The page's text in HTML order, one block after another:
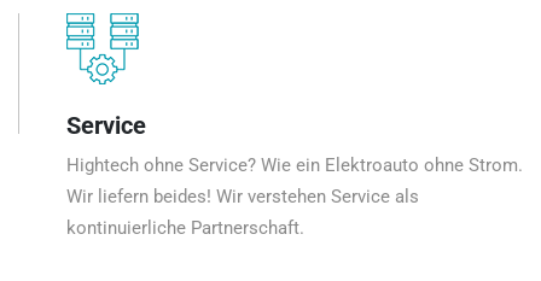
Service
Hightech ohne Service? Wie ein Elektroauto ohne Strom.
Wir liefern beides! Wir verstehen Service als
kontinuierliche Partnerschaft.